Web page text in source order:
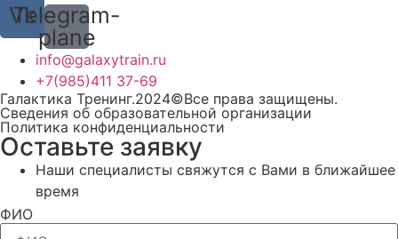
Vk
Telegram-
plane
info@galaxytrain.ru
+7(985)411 37-69
Галактика Тренинг.2024©Все права защищены.
Сведения об образовательной организации
Политика конфиденциальности
Оставьте заявку
Наши специалисты свяжутся с Вами в ближайшее
время
ФИО